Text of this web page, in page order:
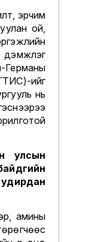
эрчим
ой,
Германы
ийг
нь
улсын
амины